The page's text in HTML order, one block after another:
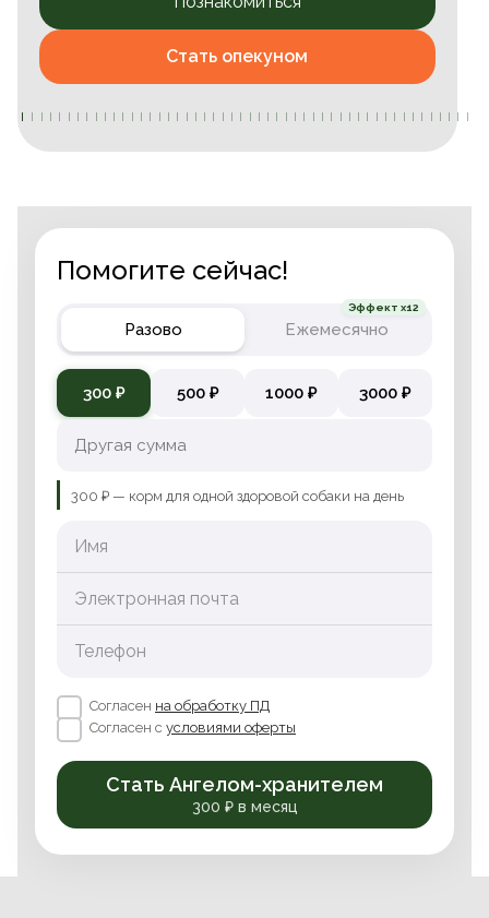
Стать опекуном
Помогите сейчас!
Разово Ежемесячно
Эффект x12
300 ₽ 500 ₽ 1000 ₽ 3000 ₽
300 ₽ — корм для одной здоровой собаки на день
Имя
Электронная почта
Телефон
Согласен на обработку ПД
Согласен с условиями оферты
Стать Ангелом-хранителем
300 ₽ в месяц